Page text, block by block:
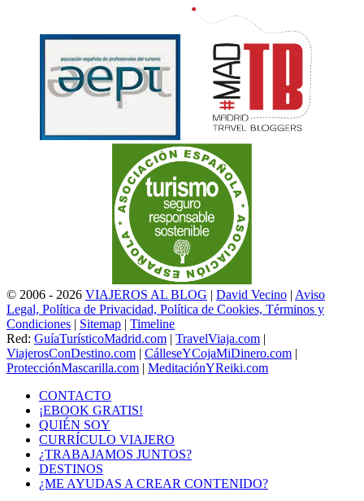
© 2006 - 2026 VIAJEROS AL BLOG | David Vecino | Aviso
Legal, Política de Privacidad, Política de Cookies, Términos y
Condiciones | Sitemap | Timeline
Red: GuíaTurísticoMadrid.com | TravelViaja.com |
ViajerosConDestino.com | CálleseYCojaMiDinero.com |
ProtecciónMascarilla.com | MeditaciónYReiki.com
CONTACTO
¡EBOOK GRATIS!
QUIÉN SOY
CURRÍCULO VIAJERO
¿TRABAJAMOS JUNTOS?
DESTINOS
¿ME AYUDAS A CREAR CONTENIDO?